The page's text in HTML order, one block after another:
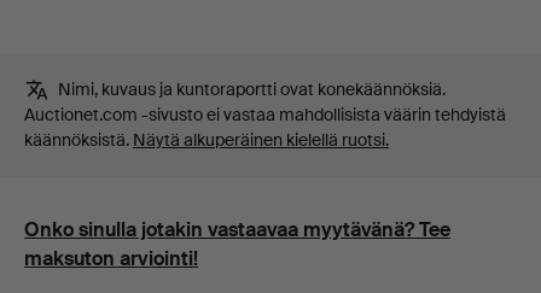
Nimi, kuvaus ja kuntoraportti ovat konekäännöksiä.
Auctionet.com -sivusto ei vastaa mahdollisista väärin tehdyistä
käännöksistä. Näytä alkuperäinen kielellä ruotsi.
Onko sinulla jotakin vastaavaa myytävänä? Tee
maksuton arviointi!